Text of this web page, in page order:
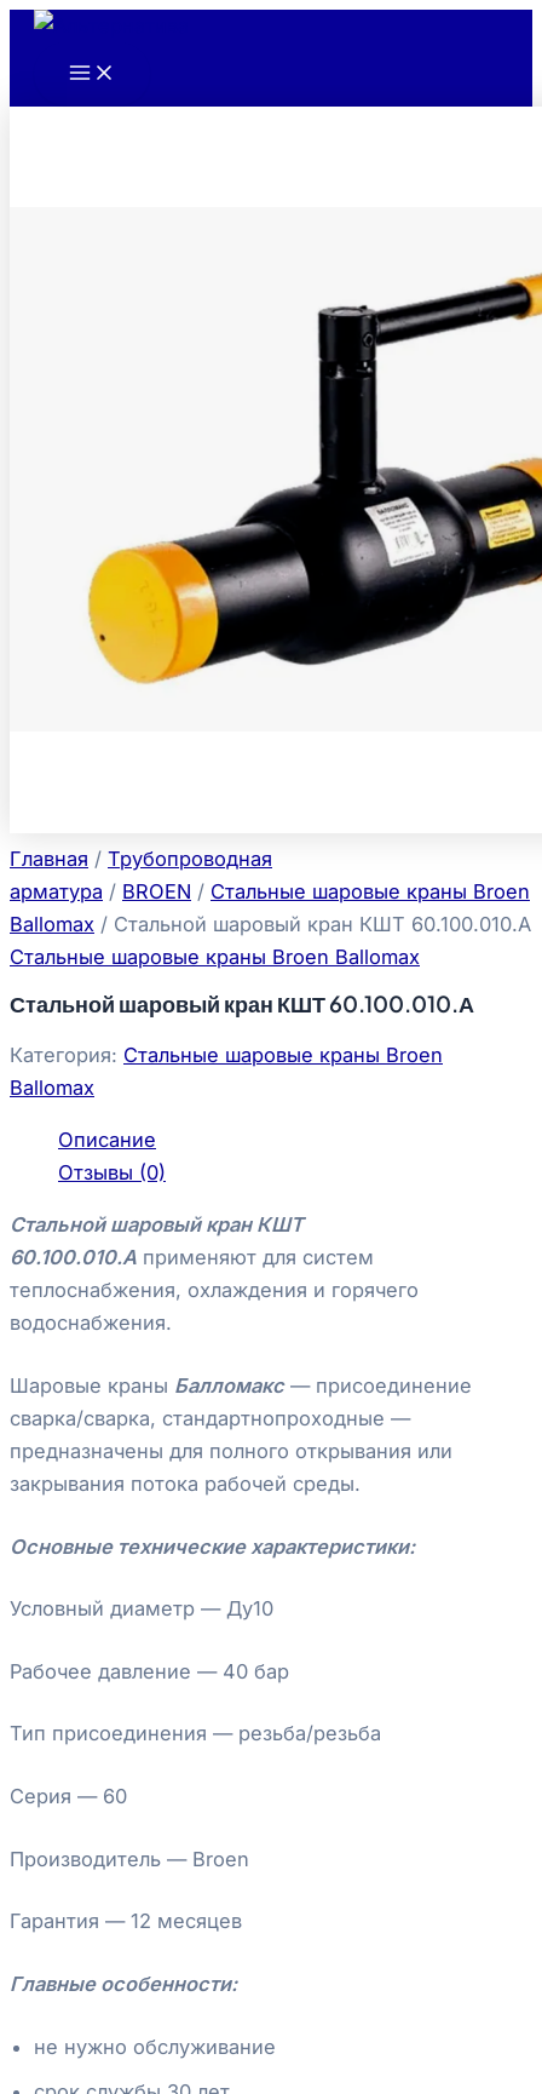
Перейти
содержимому
Main
Главная / Трубопроводная
арматура / BROEN / Стальные шаровые краны Broen
Ballomax / Стальной шаровый кран КШТ 60.100.010.А
Стальные шаровые краны Broen Ballomax
Стальной шаровый кран КШТ 60.100.010.А
Категория: Стальные шаровые краны Broen
Ballomax
Описание
Отзывы (0)
Стальной шаровый кран КШТ
60.100.010.А применяют для систем
теплоснабжения, охлаждения и горячего
водоснабжения.
Шаровые краны Балломакс — присоединение
сварка/сварка, стандартнопроходные —
предназначены для полного открывания или
закрывания потока рабочей среды.
Основные технические характеристики:
Условный диаметр — Ду10
Рабочее давление — 40 бар
Тип присоединения — резьба/резьба
Серия — 60
Производитель — Broen
Гарантия — 12 месяцев
Главные особенности:
не нужно обслуживание